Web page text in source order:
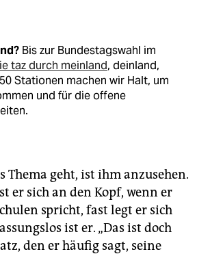
Bis zur Bundestagswahl im
taz durch meinland, deinland,
Stationen machen wir Halt, um
und für die offene
Thema geht, ist ihm anzusehen.
er sich an den Kopf, wenn er
spricht, fast legt er sich
ist er. „Das ist doch
den er häufig sagt, seine